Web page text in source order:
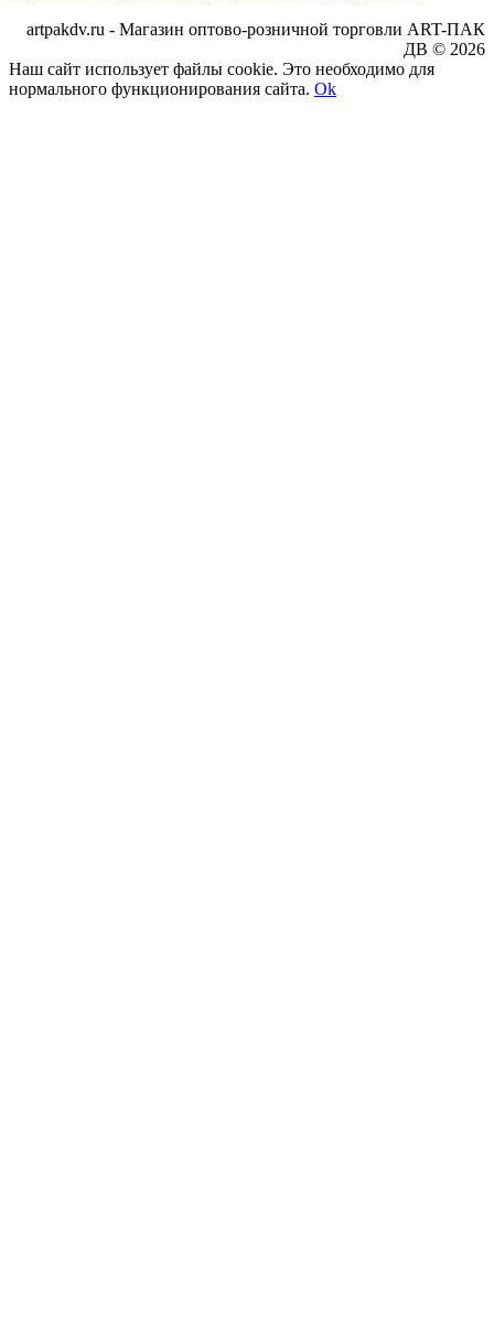
artpakdv.ru - Магазин оптово-розничной торговли ART-ПАК
ДВ © 2026
Наш сайт использует файлы cookie. Это необходимо для
нормального функционирования сайта. Ok